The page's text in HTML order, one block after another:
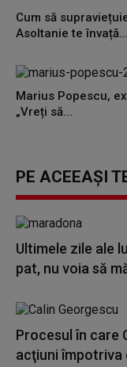
Cum să
Asoltanie te învață...
Marius Popescu,
„Vreți să...
PE ACEEAȘI
Ultimele zile ale
pat, nu voia să
Procesul în care
acţiuni